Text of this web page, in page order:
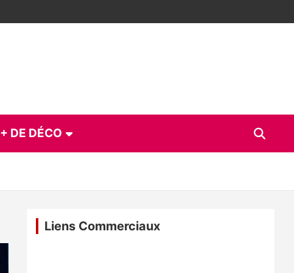
+ DE DÉCO
Liens Commerciaux